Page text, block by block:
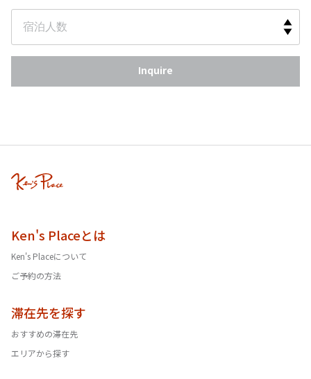
Inquire
Ken's Placeとは
Ken's Placeについて
ご予約の方法
滞在先を探す
おすすめの滞在先
エリアから探す